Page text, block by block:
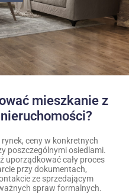
mieszkanie z
ceny w konkretnych
poszczególnymi osiedlami.
uporządkować cały proces
przy dokumentach,
ze sprzedającym
spraw formalnych.